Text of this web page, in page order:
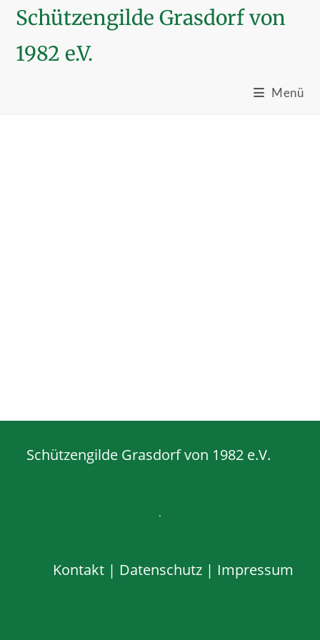
Zum
Inhalt
springen
Schützengilde Grasdorf von
1982 e.V.
Menü
Schützengilde Grasdorf von 1982 e.V.
.
Kontakt| Datenschutz| Impressum